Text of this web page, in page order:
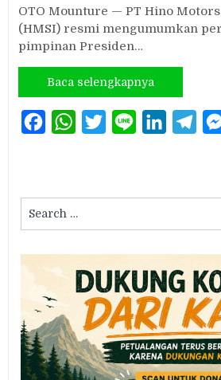
OTO Mounture — PT Hino
(HMSI) resmi mengumumkan
pimpinan Presiden…
Baca selengkapnya
FacebookWhatsAppTwitterLine
for: